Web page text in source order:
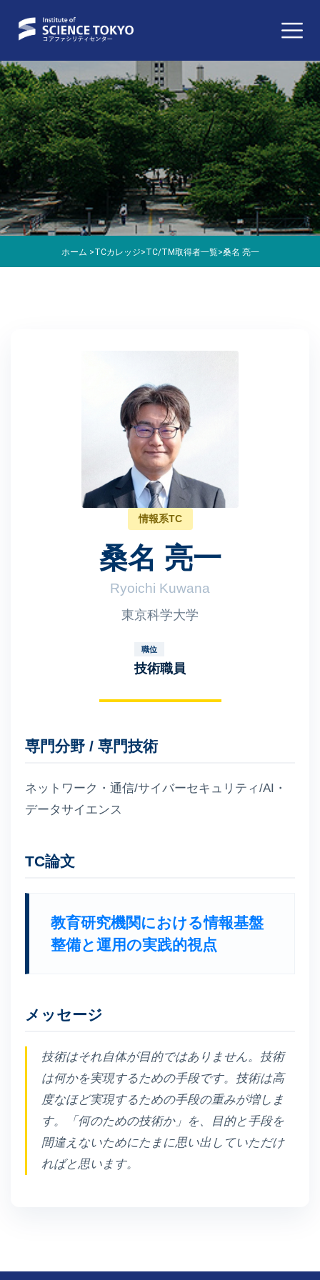
ホーム >TCカレッジ>TC/TM取得者一覧>桑名 亮一
情報系TC
桑名 亮一
Ryoichi Kuwana
東京科学大学
職位
技術職員
専門分野 / 専門技術
ネットワーク・通信/サイバーセキュリティ/AI・
データサイエンス
TC論文
教育研究機関における情報基盤
整備と運⽤の実践的視点
メッセージ
技術はそれ自体が目的ではありません。技術
は何かを実現するための手段です。技術は高
度なほど実現するための手段の重みが増しま
す。「何のための技術か」を、目的と手段を
間違えないためにたまに思い出していただけ
ればと思います。